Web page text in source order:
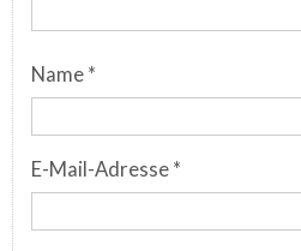
Name *
E-Mail-Adresse *